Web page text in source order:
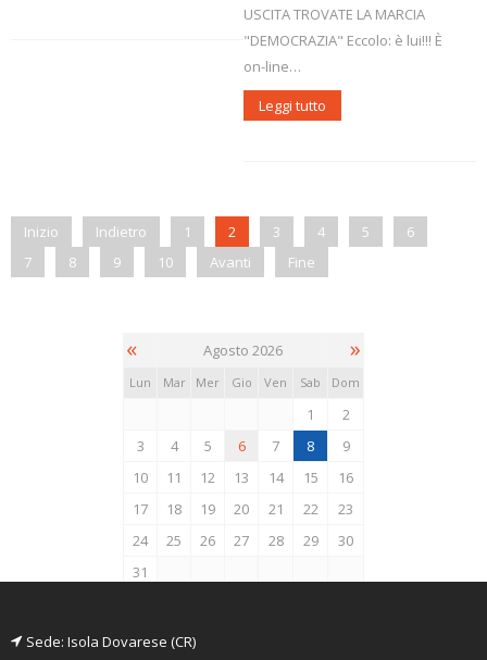
USCITA TROVATE LA MARCIA
"DEMOCRAZIA" Eccolo: è lui!!! È
on-line…
Leggi tutto
Inizio Indietro 1 2 3 4 5
6
7
8 9 10 Avanti Fine
« Agosto 2026 »
Lun Mar Mer Gio Ven Sab Dom
1
2
3
4 5 6 7 8
9
10
11 12 13 14 15
16
17
18 19 20 21 22
23
24
25 26 27 28 29
30
31
Sede: Isola Dovarese (CR)